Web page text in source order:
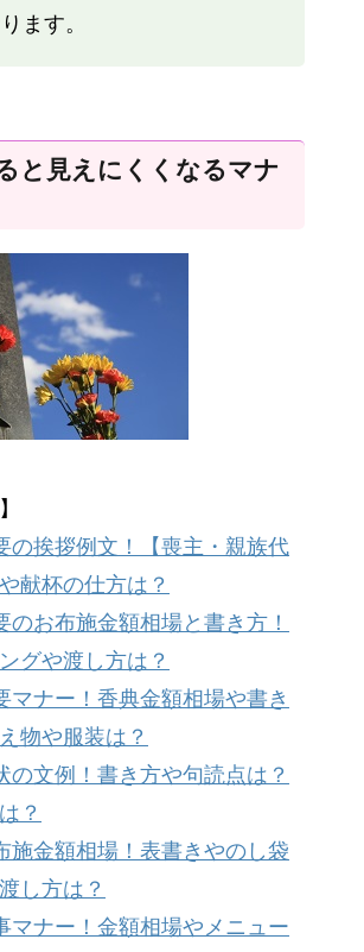
ます。
と見えにくくなるマナ
の挨拶例文！【喪主・親族代
献杯の仕方は？
のお布施金額相場と書き方！
グや渡し方は？
マナー！香典金額相場や書き
物や服装は？
の文例！書き方や句読点は？
？
施金額相場！表書きやのし袋
し方は？
マナー！金額相場やメニュー